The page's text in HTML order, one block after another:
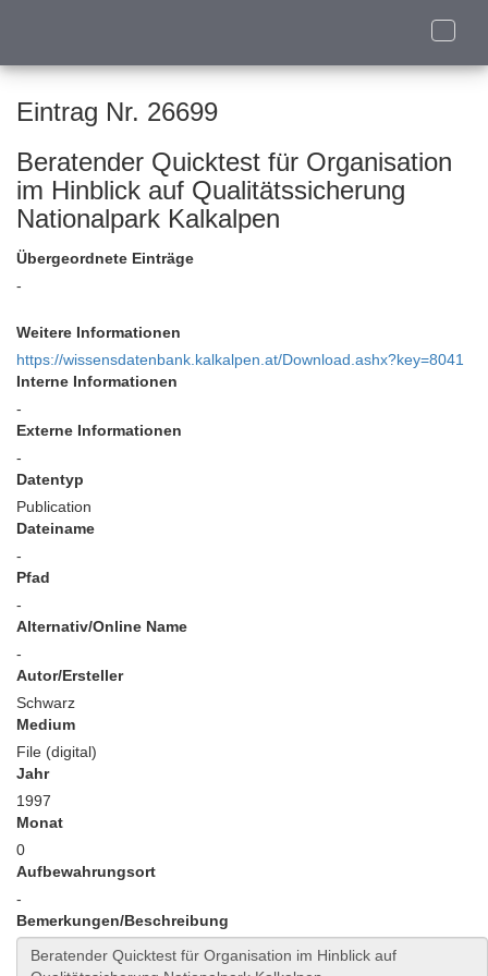
Toggle
Eintrag Nr. 26699
Beratender Quicktest für Organisation
im Hinblick auf Qualitätssicherung
Nationalpark Kalkalpen
Übergeordnete Einträge
-
Weitere Informationen
https://wissensdatenbank.kalkalpen.at/Download.ashx?key=8041
Interne Informationen
-
Externe Informationen
-
Datentyp
Publication
Dateiname
-
Pfad
-
Alternativ/Online Name
-
Autor/Ersteller
Schwarz
Medium
File (digital)
Jahr
1997
Monat
0
Aufbewahrungsort
-
Bemerkungen/Beschreibung